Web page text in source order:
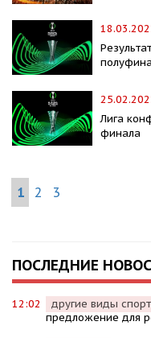
Лига
финала
1 2 3
ПОСЛЕДНИЕ
12:02 другие виды
предложение для